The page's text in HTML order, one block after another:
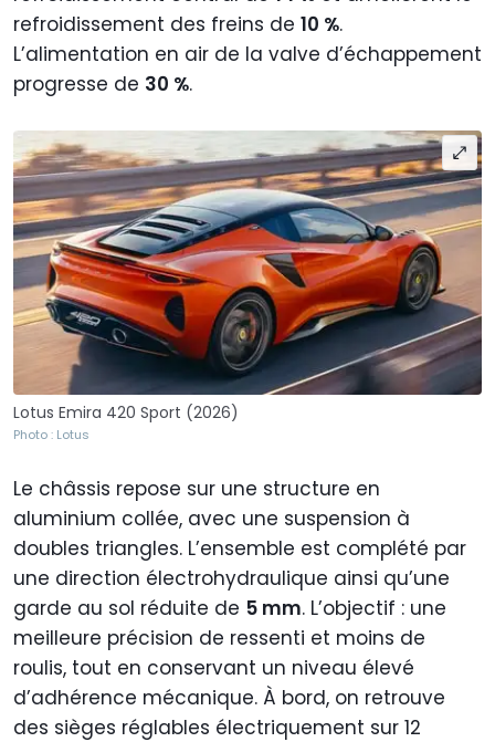
refroidissement des freins de 10 %.
L’alimentation en air de la valve d’échappement
progresse de 30 %.
Lotus Emira 420 Sport (2026)
Photo : Lotus
Le châssis repose sur une structure en
aluminium collée, avec une suspension à
doubles triangles. L’ensemble est complété par
une direction électrohydraulique ainsi qu’une
garde au sol réduite de 5 mm. L’objectif : une
meilleure précision de ressenti et moins de
roulis, tout en conservant un niveau élevé
d’adhérence mécanique. À bord, on retrouve
des sièges réglables électriquement sur 12